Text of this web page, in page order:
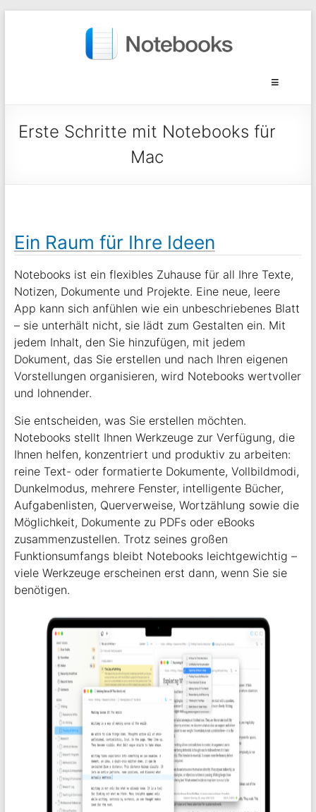
Erste Schritte mit Notebooks für
Mac
Ein Raum für Ihre Ideen
Notebooks ist ein flexibles Zuhause für all Ihre Texte,
Notizen, Dokumente und Projekte. Eine neue, leere
App kann sich anfühlen wie ein unbeschriebenes Blatt
– sie unterhält nicht, sie lädt zum Gestalten ein. Mit
jedem Inhalt, den Sie hinzufügen, mit jedem
Dokument, das Sie erstellen und nach Ihren eigenen
Vorstellungen organisieren, wird Notebooks wertvoller
und lohnender.
Sie entscheiden, was Sie erstellen möchten.
Notebooks stellt Ihnen Werkzeuge zur Verfügung, die
Ihnen helfen, konzentriert und produktiv zu arbeiten:
reine Text- oder formatierte Dokumente, Vollbildmodi,
Dunkelmodus, mehrere Fenster, intelligente Bücher,
Aufgabenlisten, Querverweise, Wortzählung sowie die
Möglichkeit, Dokumente zu PDFs oder eBooks
zusammenzustellen. Trotz seines großen
Funktionsumfangs bleibt Notebooks leichtgewichtig –
viele Werkzeuge erscheinen erst dann, wenn Sie sie
benötigen.